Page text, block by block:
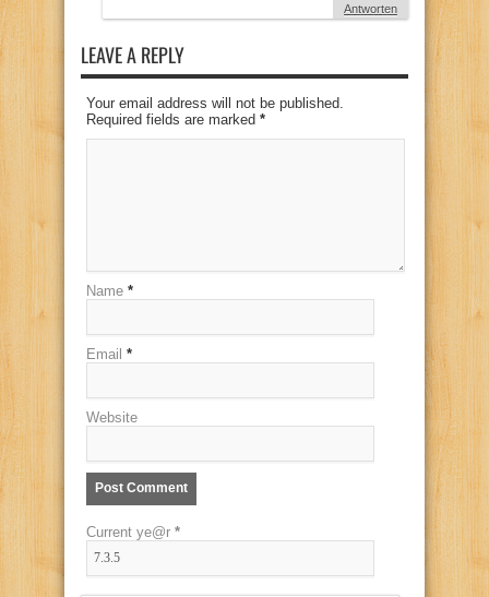
Antworten
LEAVE A REPLY
Your email address will not be published.
Required fields are marked *
Name *
Email *
Website
Current ye@r *